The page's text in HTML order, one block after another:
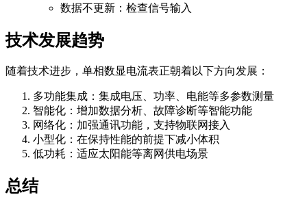
数据不更新：检查信号输入
技术发展趋势
随着技术进步，单相数显电流表正朝着以下方向发展：
多功能集成：集成电压、功率、电能等多参数测量
智能化：增加数据分析、故障诊断等智能功能
网络化：加强通讯功能，支持物联网接入
小型化：在保持性能的前提下减小体积
低功耗：适应太阳能等离网供电场景
总结